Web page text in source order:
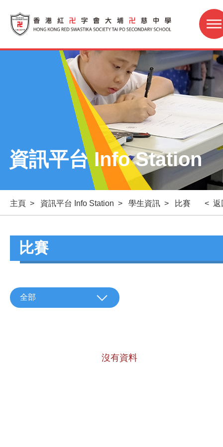
資訊平台 Info Station
主頁 > 資訊平台 Info Station > 學生資訊 > 比賽 < 返
比賽
全部
沒有資料